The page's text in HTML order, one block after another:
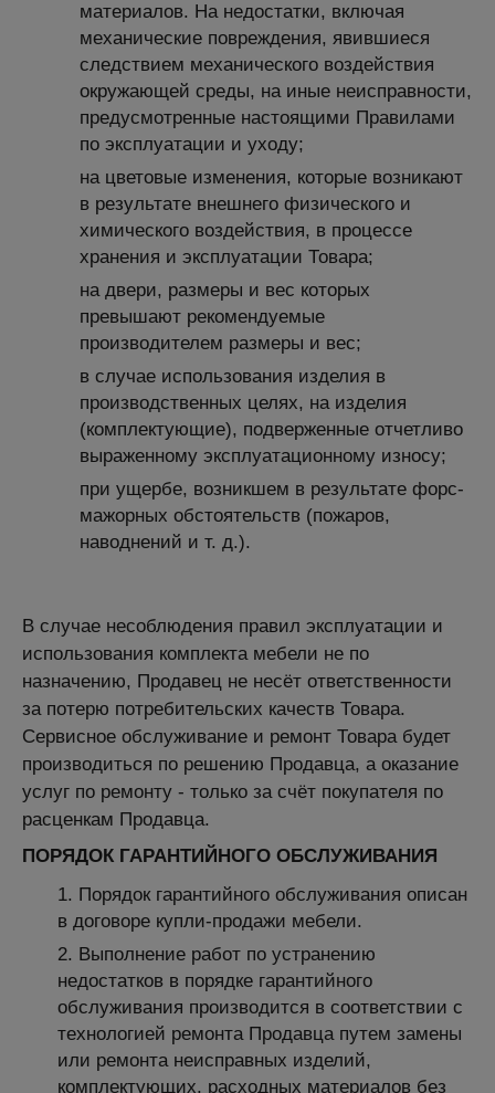
материалов. На недостатки, включая
механические повреждения, явившиеся
следствием механического воздействия
окружающей среды, на иные неисправности,
предусмотренные настоящими Правилами
по эксплуатации и уходу;
на цветовые изменения, которые возникают
в результате внешнего физического и
химического воздействия, в процессе
хранения и эксплуатации Товара;
на двери, размеры и вес которых
превышают рекомендуемые
производителем размеры и вес;
в случае использования изделия в
производственных целях, на изделия
(комплектующие), подверженные отчетливо
выраженному эксплуатационному износу;
при ущербе, возникшем в результате форс-
мажорных обстоятельств (пожаров,
наводнений и т. д.).
В случае несоблюдения правил эксплуатации и
использования комплекта мебели не по
назначению, Продавец не несёт ответственности
за потерю потребительских качеств Товара.
Сервисное обслуживание и ремонт Товара будет
производиться по решению Продавца, а оказание
услуг по ремонту - только за счёт покупателя по
расценкам Продавца.
ПОРЯДОК ГАРАНТИЙНОГО ОБСЛУЖИВАНИЯ
Порядок гарантийного обслуживания описан
в договоре купли-продажи мебели.
Выполнение работ по устранению
недостатков в порядке гарантийного
обслуживания производится в соответствии с
технологией ремонта Продавца путем замены
или ремонта неисправных изделий,
комплектующих, расходных материалов без